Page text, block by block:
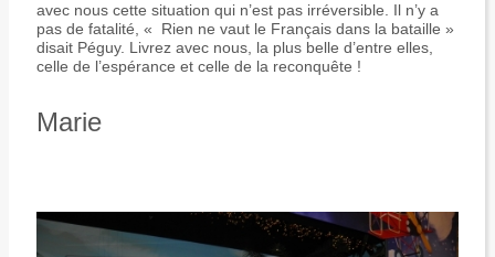
avec nous cette situation qui n’est pas irréversible. Il n’y a
pas de fatalité, « Rien ne vaut le Français dans la bataille »
disait Péguy. Livrez avec nous, la plus belle d’entre elles,
celle de l’espérance et celle de la reconquête !
Marie